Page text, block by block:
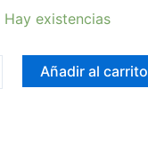
Hay existencias
Añadir al carrito